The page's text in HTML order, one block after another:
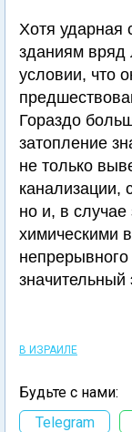
Хотя ударная
зданиям вряд
условии, что
Гораздо
затопление
не только
канализации,
но и, в случае
химическими
непрерывного
значительный
В ИЗРАИЛЕ
Будьте с нами:
Telegram